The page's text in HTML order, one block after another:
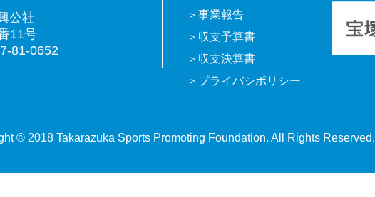
公社
11号
81-0652
事業報告
収支予算書
収支決算書
プライバシポリシー
© 2018 Takarazuka Sports Promoting Foundation. All Rights Reserved.